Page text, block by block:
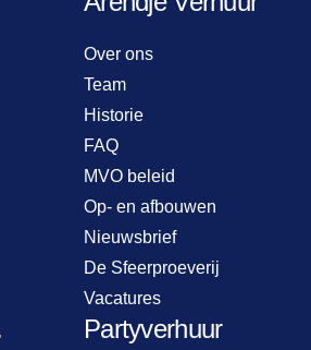
Over ons
Team
Historie
FAQ
MVO beleid
Op- en afbouwen
Nieuwsbrief
De Sfeerproeverij
Vacatures
Partyverhuur